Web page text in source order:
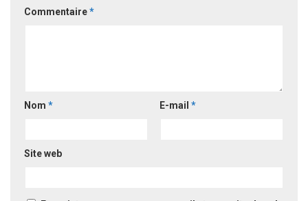
Commentaire*
Nom * E-mail *
Site web